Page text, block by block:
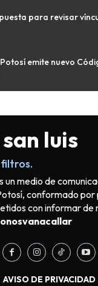
para revisar
Potosí emite nuevo
luis
un medio de
conformado
con informar de
AVISO DE PRIVACIDAD